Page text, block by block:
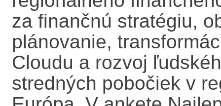
za finančnú stratégiu,
plánovanie,
Cloudu a rozvoj
stredných pobočiek v